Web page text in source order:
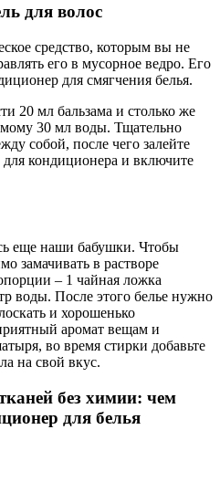
для волос
средство, которым вы не
его в мусорное ведро. Его
для смягчения белья.
20 мл бальзама и столько же
30 мл воды. Тщательно
собой, после чего залейте
кондиционера и включите
еще наши бабушки. Чтобы
замачивать в растворе
– 1 чайная ложка
воды. После этого белье нужно
и хорошенько
аромат вещам и
во время стирки добавьте
на свой вкус.